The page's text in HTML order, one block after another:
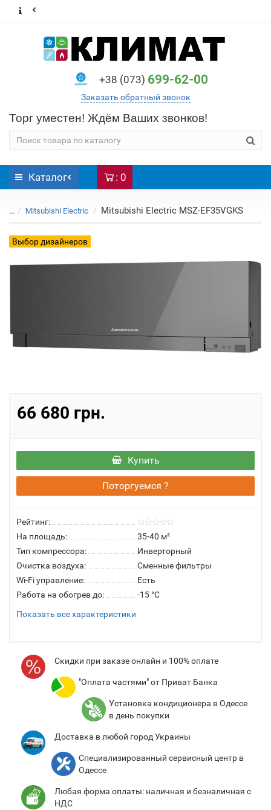
+38 (073) 699-62-00
Заказать обратный звонок
Торг уместен! Ждём Ваших звонков!
Каталог : 0
... Mitsubishi Electric Mitsubishi Electric MSZ-EF35VGKS
Выбор дизайнеров
66 680 грн.
Купить
Поторгуемся ?
Рейтинг:
На площадь:
35-40 м²
Тип компрессора:
Инверторный
Очистка воздуха:
Сменные фильтры
Wi-Fi управление:
Есть
Работа на обогрев до:
-15 °C
Показать все характеристики
Cкидки при заказе онлайн и 100% оплате
"Оплата частями" от Приват Банка
Установка кондиционера в Одессе
в день покупки
Доставка в любой город Украины
Специализированный сервисный центр в
Одессе
Любая форма оплаты: наличная и безналичная с
НДС